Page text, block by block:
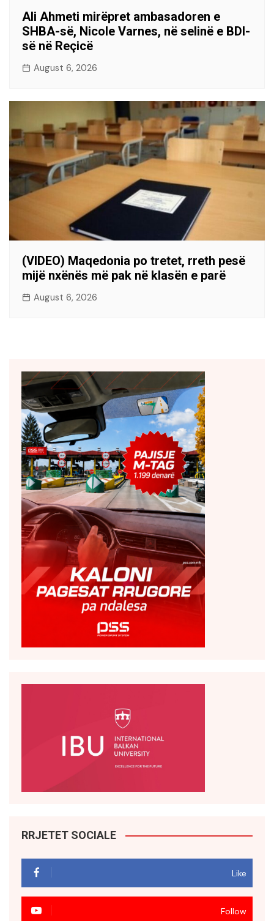
Ali Ahmeti mirëpret ambasadoren e
SHBA-së, Nicole Varnes, në selinë e BDI-
së në Reçicë
August 6, 2026
(VIDEO) Maqedonia po tretet, rreth pesë
mijë nxënës më pak në klasën e parë
August 6, 2026
RRJETET SOCIALE
Like
Follow